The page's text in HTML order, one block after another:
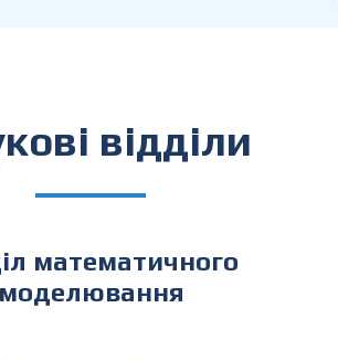
відділи
математичного
моделювання